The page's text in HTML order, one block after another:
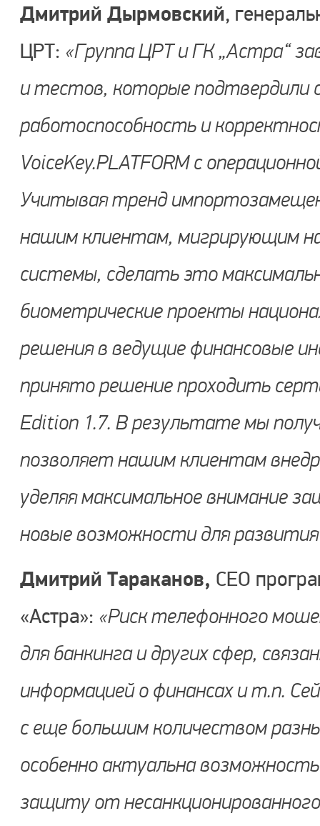
Дмитрий Дырмовский,
ЦРТ: «Группа ЦРТ и ГК „Астра“
и тестов, которые подтвердили
работоспособность и
VoiceKey.PLATFORM с
Учитывая тренд
нашим клиентам, мигрирующим на
системы, сделать это
биометрические проекты
решения в ведущие финансовые
принято решение проходить
Edition 1.7. В результате мы
позволяет нашим клиентам
уделяя максимальное внимание
новые возможности для развития
Дмитрий Тараканов, CEO
«Астра»: «Риск телефонного
для банкинга и других сфер,
информацией о финансах и т.п.
с еще большим количеством
особенно актуальна
защиту от